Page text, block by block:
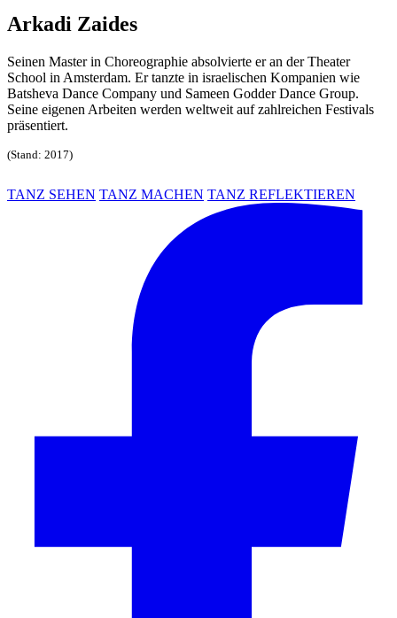
Arkadi Zaides
Seinen Master in Choreographie absolvierte er an der Theater
School in Amsterdam. Er tanzte in israelischen Kompanien wie
Batsheva Dance Company und Sameen Godder Dance Group.
Seine eigenen Arbeiten werden weltweit auf zahlreichen Festivals
präsentiert.
(Stand: 2017)
TANZ SEHEN TANZ MACHEN TANZ REFLEKTIEREN